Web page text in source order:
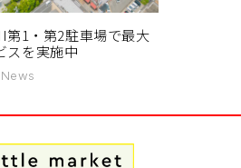
第1・第2駐車場で最大
スを実施中
News